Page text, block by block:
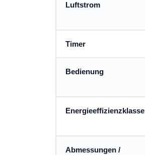
Luftstrom
Timer
Bedienung
Energieeffizienzklasse
Abmessungen /